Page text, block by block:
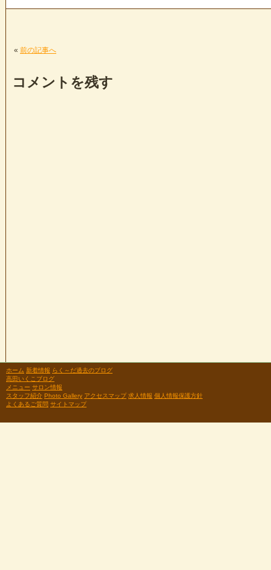
« 前の記事へ
コメントを残す
ホーム 新着情報 らく～だ過去のブログ
高田いくこブログ
メニュー サロン情報
スタッフ紹介 Photo Gallery アクセスマップ 求人情報 個人情報保護方針
よくあるご質問 サイトマップ